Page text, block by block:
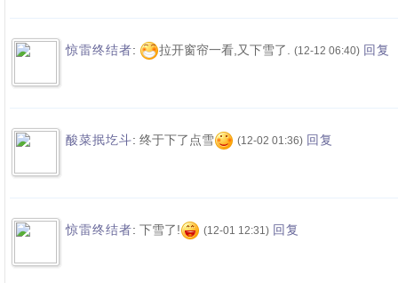
惊雷终结者: 拉开窗帘一看,又下雪了. (12-12 06:40) 回复
酸菜抿圪斗: 终于下了点雪 (12-02 01:36) 回复
惊雷终结者: 下雪了! (12-01 12:31) 回复